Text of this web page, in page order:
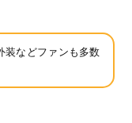
装などファンも多数